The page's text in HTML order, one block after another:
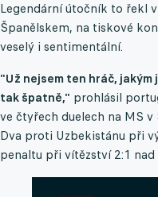
Legendární útočník to řekl
Španělskem, na tiskové
veselý i sentimentální.
"Už nejsem ten hráč, jakým
tak špatně," prohlásil
ve čtyřech duelech na MS
Dva proti Uzbekistánu při
penaltu při vítězství 2:1